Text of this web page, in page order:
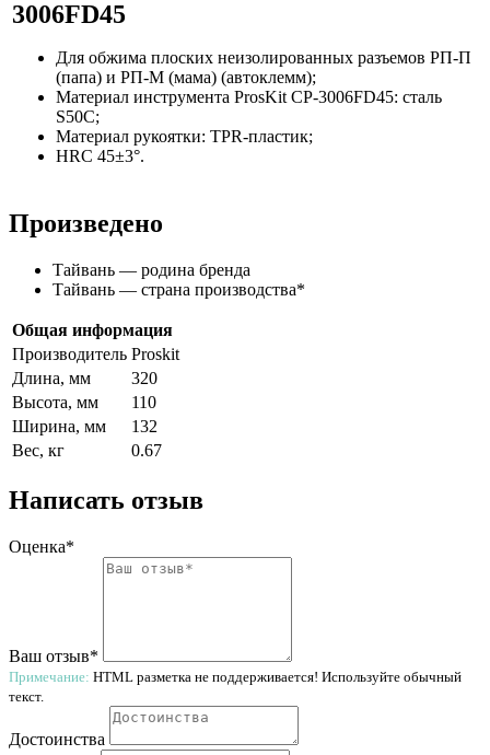
3006FD45
Для обжима плоских неизолированных разъемов РП-П
(папа) и РП-М (мама) (автоклемм);
Материал инструмента ProsKit CP-3006FD45: сталь
S50C;
Материал рукоятки: TPR-пластик;
HRC 45±3°.
Произведено
Тайвань — родина бренда
Тайвань — страна производства*
Общая информация
Производитель Proskit
Длина, мм
320
Высота, мм
110
Ширина, мм
132
Вес, кг
0.67
Написать отзыв
Оценка*
Ваш отзыв*
Примечание: HTML разметка не поддерживается! Используйте обычный
текст.
Достоинства